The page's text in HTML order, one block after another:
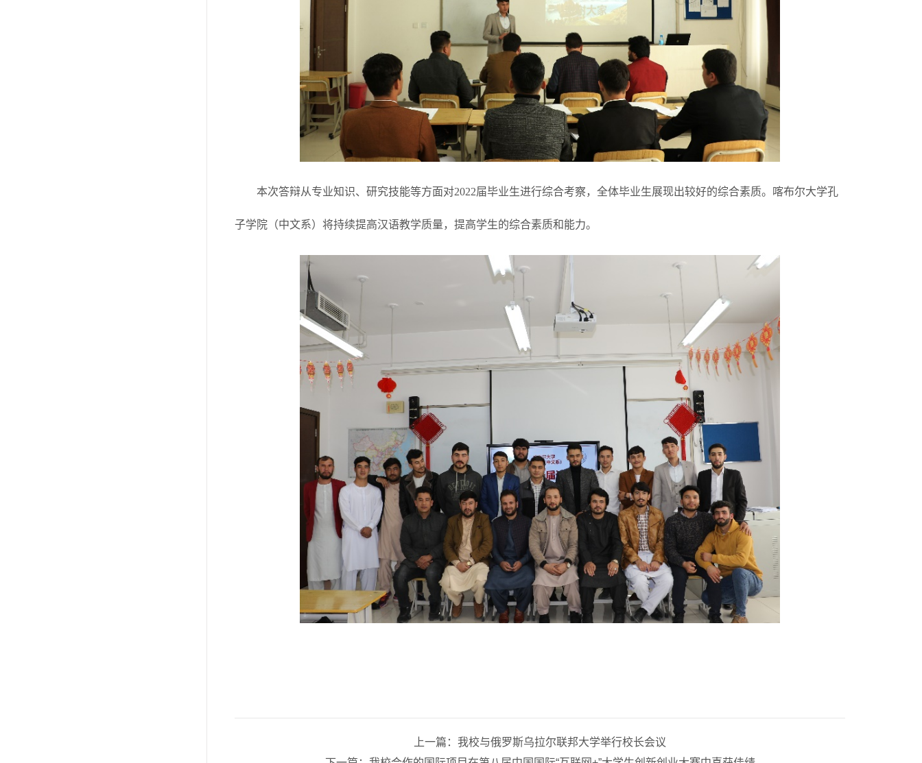
本次答辩从专业知识、研究技能等方面对2022届毕业生进行综合考察，全体毕业生展现出较好的综合素质。喀布尔大学孔
子学院（中文系）将持续提高汉语教学质量，提高学生的综合素质和能力。
上一篇：我校与俄罗斯乌拉尔联邦大学举行校长会议